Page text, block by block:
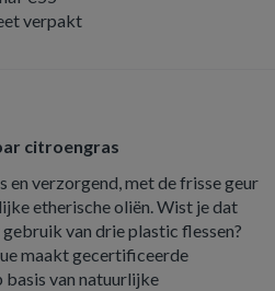
verpakt
citroengras
en verzorgend, met de frisse geur
etherische oliën. Wist je dat
van drie plastic flessen?
maakt gecertificeerde
van natuurlijke